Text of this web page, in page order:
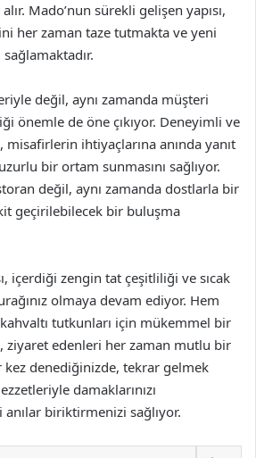
Mado’nun sürekli gelişen yapısı,
her zaman taze tutmakta ve yeni
değil, aynı zamanda müşteri
önemle de öne çıkıyor. Deneyimli ve
ihtiyaçlarına anında yanıt
bir ortam sunmasını sağlıyor.
değil, aynı zamanda dostlarla bir
geçirilebilecek bir buluşma
içerdiği zengin tat çeşitliliği ve sıcak
olmaya devam ediyor. Hem
tutkunları için mükemmel bir
ziyaret edenleri her zaman mutlu bir
denediğinizde, tekrar gelmek
damaklarınızı
biriktirmenizi sağlıyor.